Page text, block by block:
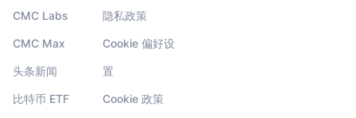
CMC Labs
CMC Max
头条新闻
比特币 ETF
隐私政策
Cookie 偏好设
置
Cookie 政策